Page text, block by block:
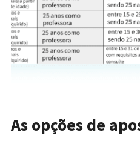
As opções de